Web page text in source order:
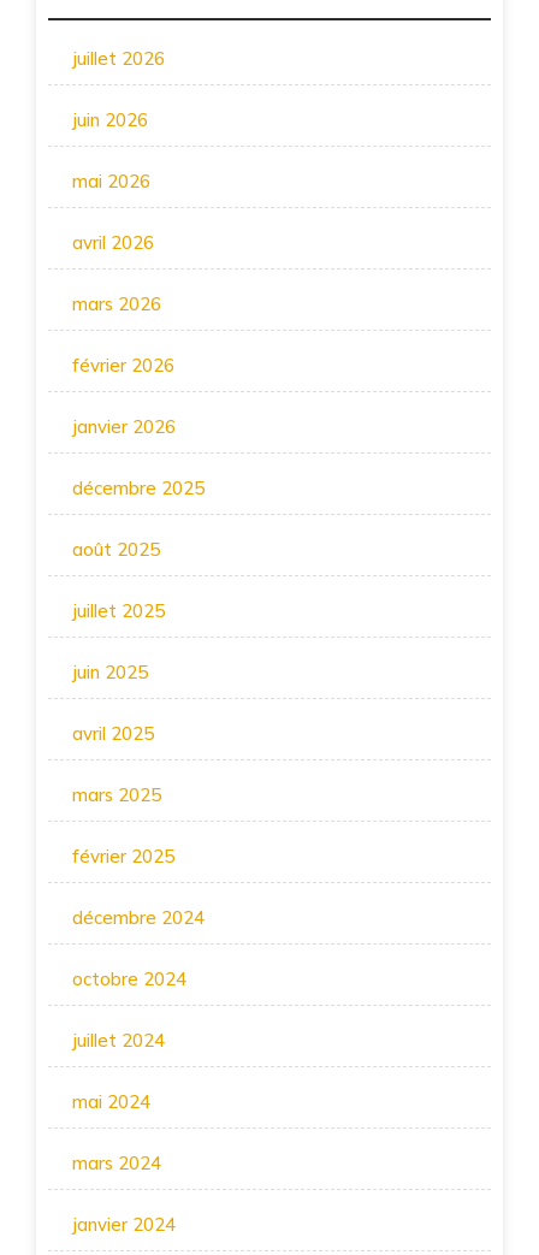
juillet 2026
juin 2026
mai 2026
avril 2026
mars 2026
février 2026
janvier 2026
décembre 2025
août 2025
juillet 2025
juin 2025
avril 2025
mars 2025
février 2025
décembre 2024
octobre 2024
juillet 2024
mai 2024
mars 2024
janvier 2024